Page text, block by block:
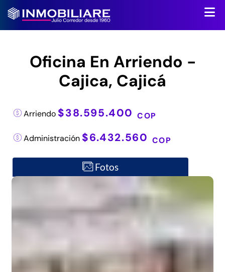
Oficina En Arriendo -
Cajica, Cajicá
Arriendo $38.595.400COP
Administración $6.432.560 COP
Fotos